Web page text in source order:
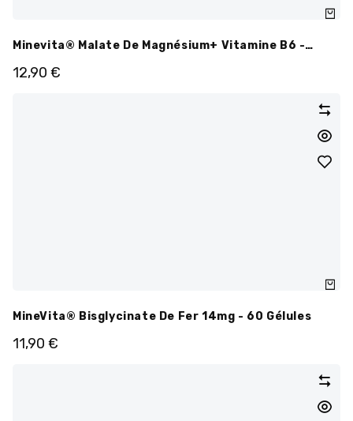
Minevita® Malate De Magnésium+ Vitamine B6 -
300mg - 90 Gélules
12,90 €
MineVita® Bisglycinate De Fer 14mg - 60 Gélules
11,90 €